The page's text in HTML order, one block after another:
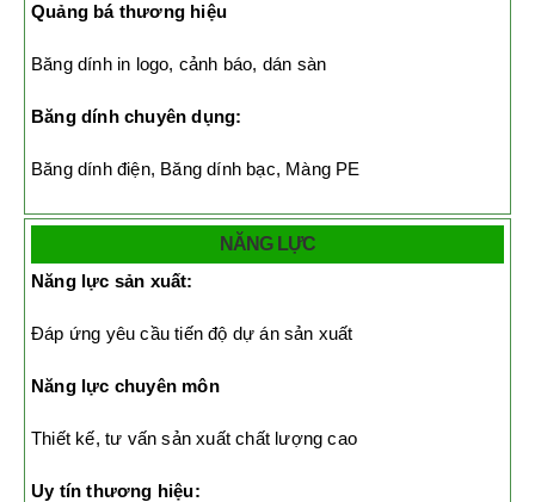
Quảng bá thương hiệu
Băng dính in logo, cảnh báo, dán sàn
Băng dính chuyên dụng:
Băng dính điện, Băng dính bạc, Màng PE
NĂNG LỰC
Năng lực sản xuất:
Đáp ứng yêu cầu tiến độ dự án sản xuất
Năng lực chuyên môn
Thiết kế, tư vấn sản xuất chất lượng cao
Uy tín thương hiệu: